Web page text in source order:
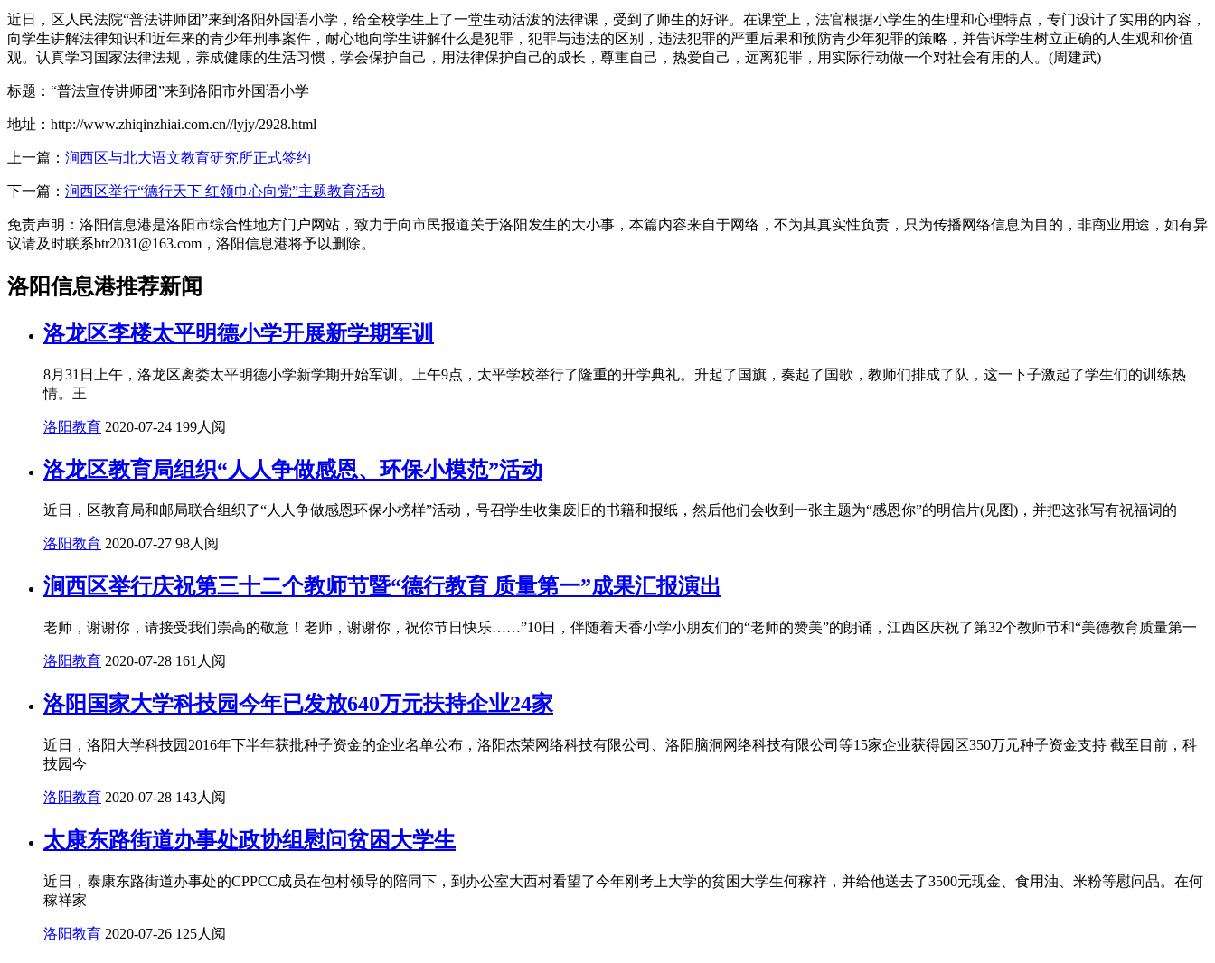
近日，区人民法院“普法讲师团”来到洛阳外国语小学，给全校学生上了一堂生动活泼的法律课，受到了师生的好评。在课堂上，法官根据小学生的生理和心理特点，专门设计了实用的内容，
向学生讲解法律知识和近年来的青少年刑事案件，耐心地向学生讲解什么是犯罪，犯罪与违法的区别，违法犯罪的严重后果和预防青少年犯罪的策略，并告诉学生树立正确的人生观和价值
观。认真学习国家法律法规，养成健康的生活习惯，学会保护自己，用法律保护自己的成长，尊重自己，热爱自己，远离犯罪，用实际行动做一个对社会有用的人。(周建武)
标题：“普法宣传讲师团”来到洛阳市外国语小学
地址：http://www.zhiqinzhiai.com.cn//lyjy/2928.html
上一篇： 涧西区与北大语文教育研究所正式签约
下一篇： 涧西区举行“德行天下 红领巾心向党”主题教育活动
免责声明：洛阳信息港是洛阳市综合性地方门户网站，致力于向市民报道关于洛阳发生的大小事，本篇内容来自于网络，不为其真实性负责，只为传播网络信息为目的，非商业用途，如有异
议请及时联系btr2031@163.com，洛阳信息港将予以删除。
洛阳信息港推荐新闻
洛龙区李楼太平明德小学开展新学期军训
8月31日上午，洛龙区离娄太平明德小学新学期开始军训。上午9点，太平学校举行了隆重的开学典礼。升起了国旗，奏起了国歌，教师们排成了队，这一下子激起了学生们的训练热
情。王
洛阳教育 2020-07-24 199人阅
洛龙区教育局组织“人人争做感恩、环保小模范”活动
近日，区教育局和邮局联合组织了“人人争做感恩环保小榜样”活动，号召学生收集废旧的书籍和报纸，然后他们会收到一张主题为“感恩你”的明信片(见图)，并把这张写有祝福词的
洛阳教育 2020-07-27 98人阅
涧西区举行庆祝第三十二个教师节暨“德行教育 质量第一”成果汇报演出
老师，谢谢你，请接受我们崇高的敬意！老师，谢谢你，祝你节日快乐……”10日，伴随着天香小学小朋友们的“老师的赞美”的朗诵，江西区庆祝了第32个教师节和“美德教育质量第一
洛阳教育 2020-07-28 161人阅
洛阳国家大学科技园今年已发放640万元扶持企业24家
近日，洛阳大学科技园2016年下半年获批种子资金的企业名单公布，洛阳杰荣网络科技有限公司、洛阳脑洞网络科技有限公司等15家企业获得园区350万元种子资金支持 截至目前，科
技园今
洛阳教育 2020-07-28 143人阅
太康东路街道办事处政协组慰问贫困大学生
近日，泰康东路街道办事处的CPPCC成员在包村领导的陪同下，到办公室大西村看望了今年刚考上大学的贫困大学生何稼祥，并给他送去了3500元现金、食用油、米粉等慰问品。在何
稼祥家
洛阳教育 2020-07-26 125人阅